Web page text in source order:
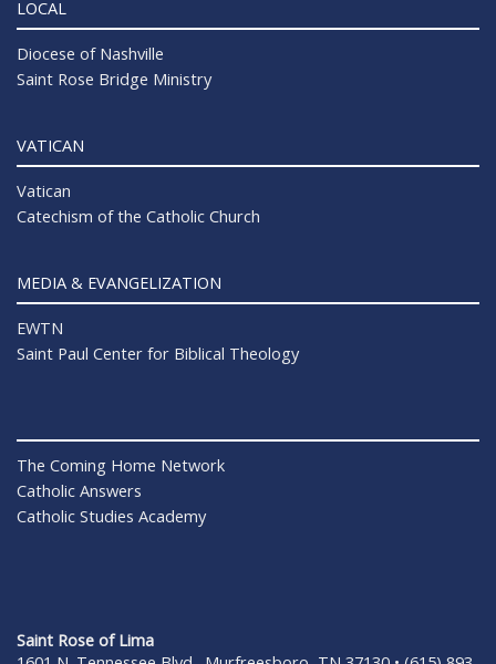
LOCAL
Diocese of Nashville
Saint Rose Bridge Ministry
VATICAN
Vatican
Catechism of the Catholic Church
MEDIA & EVANGELIZATION
EWTN
Saint Paul Center for Biblical Theology
The Coming Home Network
Catholic Answers
Catholic Studies Academy
Saint Rose of Lima